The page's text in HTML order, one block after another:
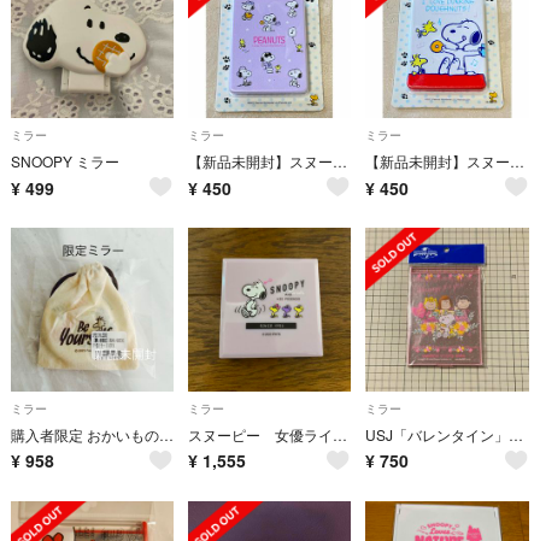
ミラー
SNOOPY ミラー
¥ 499
ミラー
【新品未開封】スヌーピー コンパクトダブルミラー パープル系
¥ 450
ミラー
【新品未開封】スヌーピー コンパクトダブルミラー ドーナツ大好き柄
¥ 450
ミラー
購入者限定 おかいものSNOOPY缶ミラー IVORY
¥ 958
ミラー
スヌーピー 女優ライト付き 折りたたみミラー
¥ 1,555
ミラー
USJ「バレンタイン」スヌーピー 折りたたみミラー鏡 SNOOPY ピンクハート
¥ 750